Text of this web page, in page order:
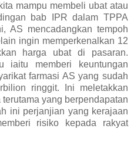
mampu membeli ubat atau
bab IPR dalam TPPA
AS mencadangkan tempoh
ingin memperkenalkan 12
harga ubat di pasaran.
iaitu memberi keuntungan
farmasi AS yang sudah
ringgit. Ini meletakkan
yang berpendapatan
ini perjanjian yang kerajaan
risiko kepada rakyat